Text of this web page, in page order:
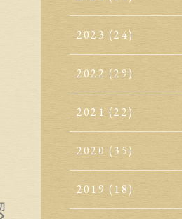
2023 (24)
2022 (29)
2021 (22)
2020 (35)
2019 (18)